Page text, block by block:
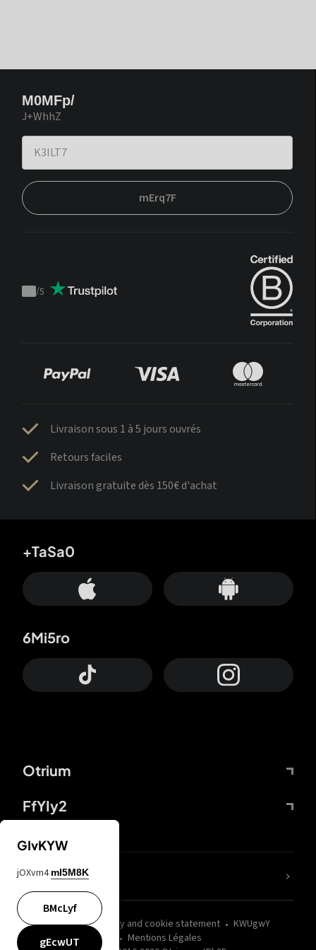
M0MFp/
J+WhhZ
mErq7F
Trustpilot
/5
Livraison sous 1 à 5 jours ouvrés
Retours faciles
Livraison gratuite dès 150€ d'achat
Otrium
FfYIy2
+TaSa0
6Mi5ro
wZQPfd Privacy and cookie statement
KWUgwY
Mentions Légales
nLC6tu
GIvKYW
jOXvm4 mI5M8K
BMcLyf
gEcwUT